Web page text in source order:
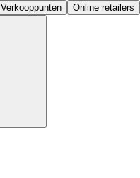
Verkooppunten Online retailers